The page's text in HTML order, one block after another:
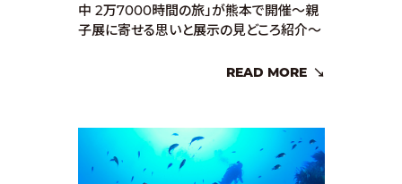
中 2万7000時間の旅」が熊本で開催〜親
子展に寄せる思いと展示の見どころ紹介〜
READ MORE